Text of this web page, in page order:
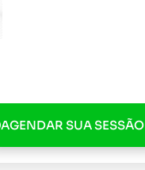
AGENDAR SUA SESSÃO